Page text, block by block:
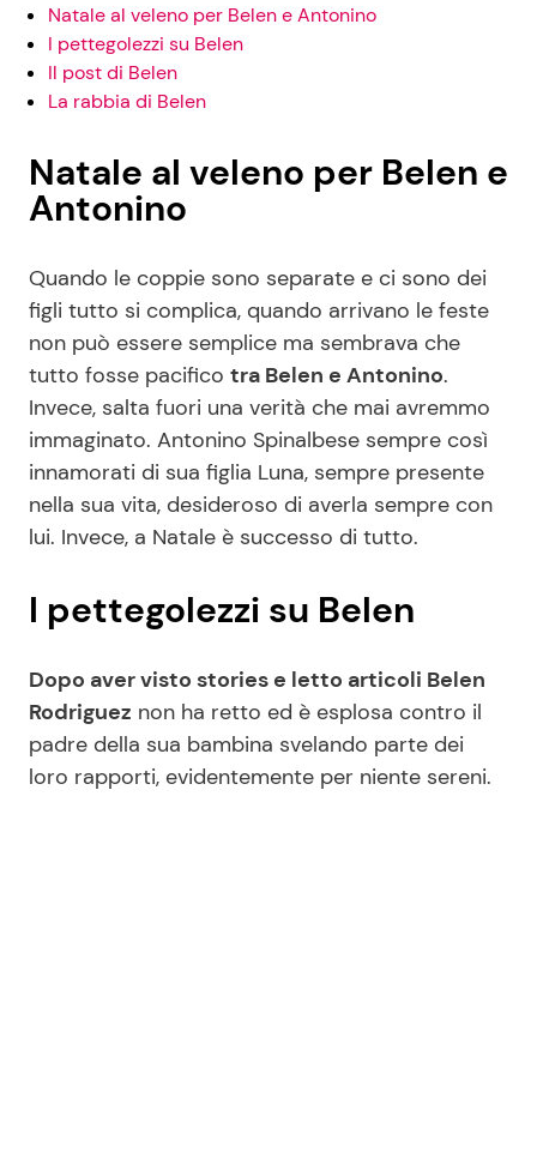
Natale al veleno per Belen e Antonino
I pettegolezzi su Belen
Il post di Belen
La rabbia di Belen
Natale al veleno per Belen e
Antonino
Quando le coppie sono separate e ci sono dei
figli tutto si complica, quando arrivano le feste
non può essere semplice ma sembrava che
tutto fosse pacifico tra Belen e Antonino.
Invece, salta fuori una verità che mai avremmo
immaginato. Antonino Spinalbese sempre così
innamorati di sua figlia Luna, sempre presente
nella sua vita, desideroso di averla sempre con
lui. Invece, a Natale è successo di tutto.
I pettegolezzi su Belen
Dopo aver visto stories e letto articoli Belen
Rodriguez non ha retto ed è esplosa contro il
padre della sua bambina svelando parte dei
loro rapporti, evidentemente per niente sereni.